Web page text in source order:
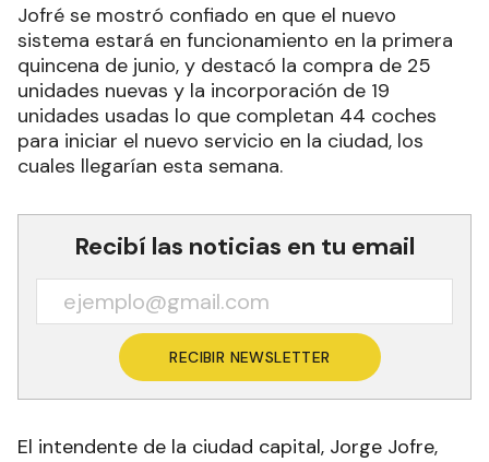
Jofré se mostró confiado en que el nuevo
sistema estará en funcionamiento en la primera
quincena de junio, y destacó la compra de 25
unidades nuevas y la incorporación de 19
unidades usadas lo que completan 44 coches
para iniciar el nuevo servicio en la ciudad, los
cuales llegarían esta semana.
Recibí las noticias en tu email
RECIBIR NEWSLETTER
El intendente de la ciudad capital, Jorge Jofre,